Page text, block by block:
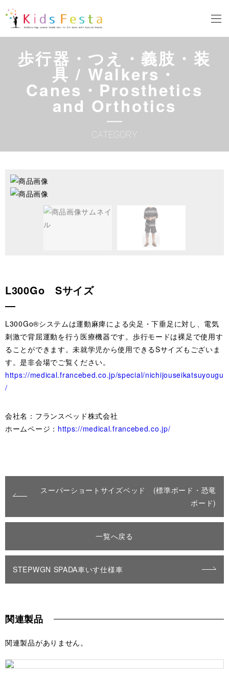
歩行器・つえ・義肢・装
具 / Walkers・
Canes・Prosthetics
and Orthotics
CATEGORY
L300Go Sサイズ
L300Go®システムは運動麻痺による尖足・下垂足に対し、電気
刺激で背屈運動を行う医療機器です。歩行モードは裸足で使用す
ることができます。未就学児から使用できるSサイズもございま
す。是非会場でご覧ください。
https://medical.francebed.co.jp/special/nichijouseikatsuyougu
/
会社名：フランスベッド株式会社
ホームページ： https://medical.francebed.co.jp/
スーパーショートサイズベッド (標準ボード・恐竜
ボード)
一覧へ戻る
STEPWGN SPADA車いす仕様車
関連製品
関連製品がありません。